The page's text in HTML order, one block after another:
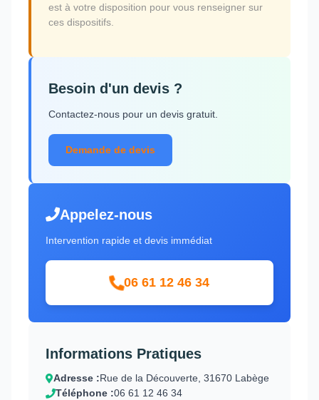
est à votre disposition pour vous renseigner sur
ces dispositifs.
Besoin d'un devis ?
Contactez-nous pour un devis gratuit.
Demande de devis
Appelez-nous
Intervention rapide et devis immédiat
06 61 12 46 34
Informations Pratiques
Adresse :Rue de la Découverte, 31670 Labège
Téléphone :06 61 12 46 34